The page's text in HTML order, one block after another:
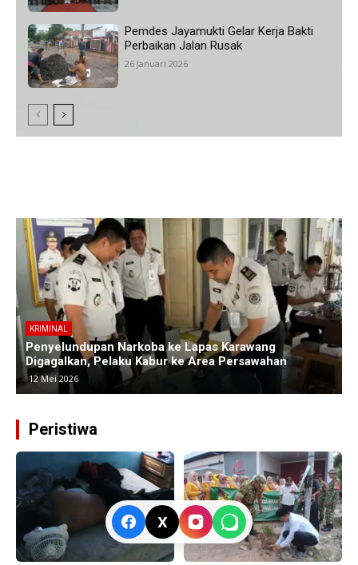
Pemdes Jayamukti Gelar Kerja Bakti
Perbaikan Jalan Rusak
26 Januari 2026
KRIMINAL
Polres Subang Ungkap Kasus Curas Sadis di
Pelaku Bacok Korban hingga Luka Parah
30 April 2026
Peristiwa
X